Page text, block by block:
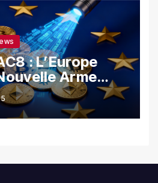
: L’Europe
Arme
Fiscale